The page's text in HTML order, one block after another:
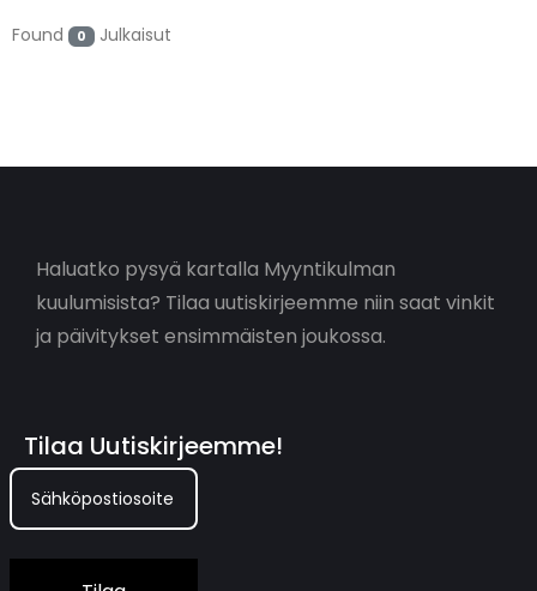
Found 0 Julkaisut
Haluatko pysyä kartalla Myyntikulman
kuulumisista? Tilaa uutiskirjeemme niin saat vinkit
ja päivitykset ensimmäisten joukossa.
Tilaa Uutiskirjeemme!